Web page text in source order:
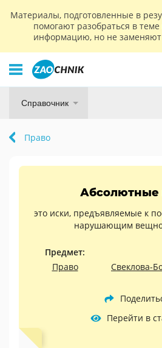
Материалы, подготовленные в
помогают разобраться в
информацию, но не заменяют
Справочник
Право
Абсолютные
это иски, предъявляемые к
нарушающим
Предмет:
Право
Свеклова-
Перейти в